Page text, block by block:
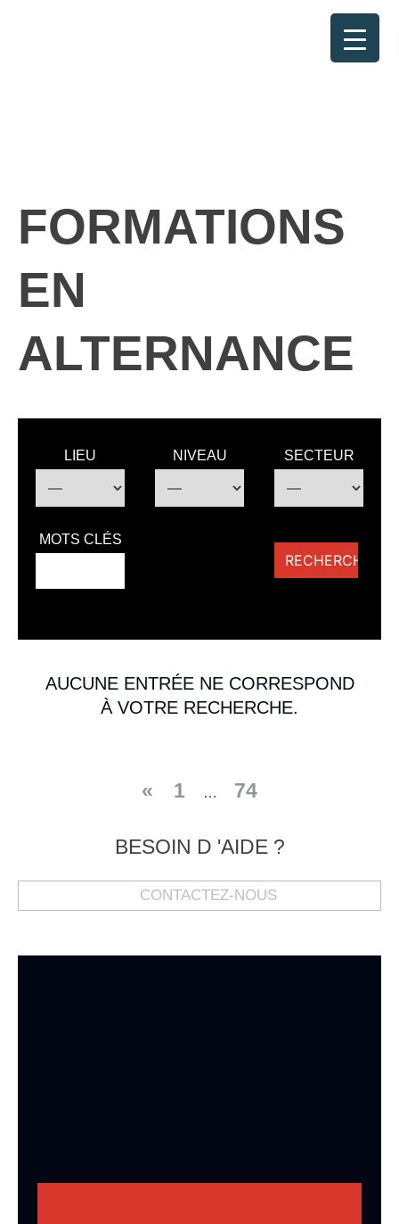
FORMATIONS
EN
ALTERNANCE
LIEU NIVEAU SECTEUR
MOTS CLÉS
AUCUNE ENTRÉE NE CORRESPOND
À VOTRE RECHERCHE.
« 1 … 74
BESOIN D 'AIDE ?
CONTACTEZ-NOUS